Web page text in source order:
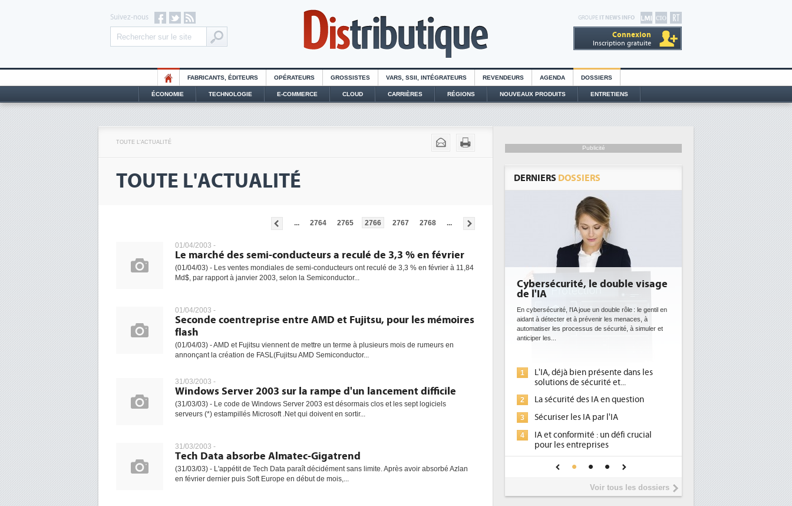
GROUPE IT NEWS INFO
Connexion
Inscription gratuite
Suivez-nous
FABRICANTS, ÉDITEURS OPÉRATEURS GROSSISTES VARS, SSII, INTÉGRATEURS REVENDEURS AGENDA DOSSIERS
ÉCONOMIE TECHNOLOGIE E-COMMERCE CLOUD CARRIÈRES RÉGIONS NOUVEAUX PRODUITS ENTRETIENS
TOUTE L'ACTUALITÉ
TOUTE L'ACTUALITÉ
... 2764 2765 2766 2767 2768 ...
01/04/2003 -
Le marché des semi-conducteurs a reculé de 3,3 % en février
(01/04/03) - Les ventes mondiales de semi-conducteurs ont reculé de 3,3 % en février à 11,84
Md$, par rapport à janvier 2003, selon la Semiconductor...
01/04/2003 -
Seconde coentreprise entre AMD et Fujitsu, pour les mémoires
flash
(01/04/03) - AMD et Fujitsu viennent de mettre un terme à plusieurs mois de rumeurs en
annonçant la création de FASL(Fujitsu AMD Semiconductor...
31/03/2003 -
Windows Server 2003 sur la rampe d'un lancement difficile
(31/03/03) - Le code de Windows Server 2003 est désormais clos et les sept logiciels
serveurs (*) estampillés Microsoft .Net qui doivent en sortir...
31/03/2003 -
Tech Data absorbe Almatec-Gigatrend
(31/03/03) - L'appétit de Tech Data paraît décidément sans limite. Après avoir absorbé Azlan
en février dernier puis Soft Europe en début de mois,...
Publicité
DERNIERS DOSSIERS
Cybersécurité, le double visage
de l'IA
En cybersécurité, l'IA joue un double rôle : le gentil en
aidant à détecter et à prévenir les menaces, à
automatiser les processus de sécurité, à simuler et
anticiper les...
1
L'IA, déjà bien présente dans les
solutions de sécurité et...
2 La sécurité des IA en question
3 Sécuriser les IA par l'IA
4
IA et conformité : un défi crucial
pour les entreprises
Une IA de confiance pour une IA
plus sûre ?
Voir tous les dossiers